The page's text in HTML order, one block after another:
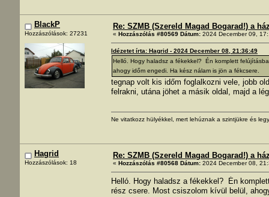
BlackP
Hozzászólások: 27231
Re: SZMB (Szereld Magad Bogarad!) a
« Hozzászólás #80569 Dátum: 2024 December 09,
Idézetet írta: Hagrid - 2024 December 08, 21:36:49
Helló. Hogy haladsz a fékekkel? Én komplett
ahogy időm engedi. Ha kész nálam is jön a fékcsere.
tegnap volt kis időm foglalkozni vele, jobb
felrakni, utána jöhet a másik oldal, majd a
Ne vitatkozz hülyékkel, mert lehúznak a szintjükre és
Hagrid
Hozzászólások: 18
Re: SZMB (Szereld Magad Bogarad!) a
« Hozzászólás #80568 Dátum: 2024 December 08,
Helló. Hogy haladsz a fékekkel? Én
rész csere. Most csiszolom kívül belül,